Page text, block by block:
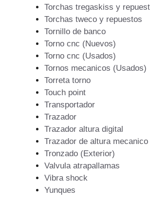
Torchas tregaskiss y
Torchas tweco y repuestos
Tornillo de banco
Torno cnc (Nuevos)
Torno cnc (Usados)
Tornos mecanicos (Usados)
Torreta torno
Touch point
Transportador
Trazador
Trazador altura digital
Trazador de altura mecanico
Tronzado (Exterior)
Valvula atrapallamas
Vibra shock
Yunques